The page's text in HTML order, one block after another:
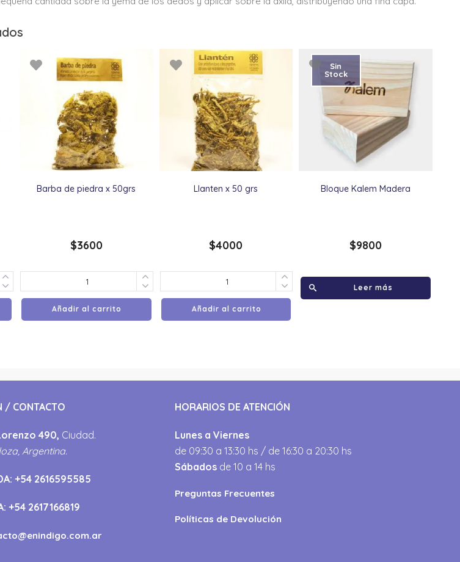
Barba de piedra x 50grs
$3600
Añadir al carrito
Llanten x 50 grs
$4000
Añadir al carrito
Bloque Kalem Madera
Sin
Stock
$9800
Leer más
/ CONTACTO
490, Ciudad.
Argentina.
+54 2616595585
+54 2617166819
HORARIOS DE ATENCIÓN
Lunes a Viernes
de 09:30 a 13:30 hs / de 16:30 a 20:30 hs
Sábados de 10 a 14 hs
Preguntas Frecuentes
Políticas de Devolución